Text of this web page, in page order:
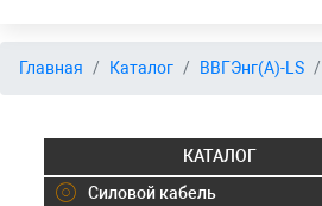
Главная
Склад
Главная Каталог ВВГЭнг(А)-LS
КАТАЛОГ
Силовой кабель